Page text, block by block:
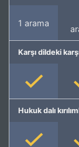
1 arama
Karşı dildeki
Hukuk dalı